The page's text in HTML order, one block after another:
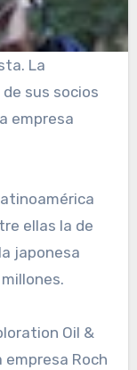
La
sus socios
empresa
ellas la de
japonesa
Oil &
empresa Roch